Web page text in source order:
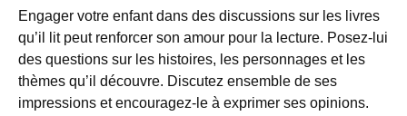
Engager votre enfant dans des discussions sur les livres
qu’il lit peut renforcer son amour pour la lecture. Posez-lui
des questions sur les histoires, les personnages et les
thèmes qu’il découvre. Discutez ensemble de ses
impressions et encouragez-le à exprimer ses opinions.